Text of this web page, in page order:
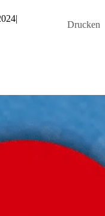
Drucken
|